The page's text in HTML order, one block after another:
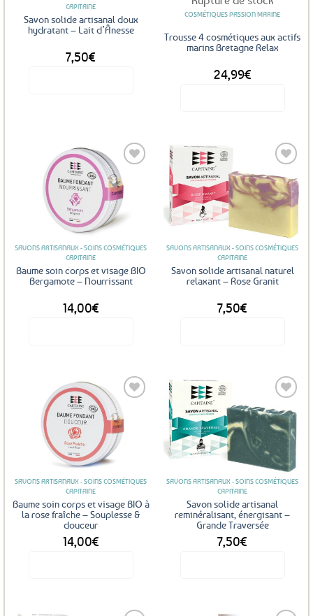
CAPITAINE
Savon solide artisanal doux
hydratant – Lait d’Ânesse
7,50€
COSMÉTIQUES PASSION MARINE
Trousse 4 cosmétiques aux actifs
marins Bretagne Relax
24,99€
Ajouter
favoris
SAVONS ARTISANAUX - SOINS COSMÉTIQUES
CAPITAINE
Baume soin corps et visage BIO
Bergamote – Nourrissant
14,00€
Ajouter
aux
SAVONS ARTISANAUX - SOINS COSMÉTIQUES
CAPITAINE
Savon solide artisanal naturel
relaxant – Rose Granit
7,50€
Ajouter
SAVONS ARTISANAUX - SOINS COSMÉTIQUES
CAPITAINE
Baume soin corps et visage BIO à
la rose fraîche – Souplesse &
douceur
14,00€
Ajouter
aux
favoris
SAVONS ARTISANAUX - SOINS COSMÉTIQUES
CAPITAINE
Savon solide artisanal
reminéralisant, énergisant –
Grande Traversée
7,50€